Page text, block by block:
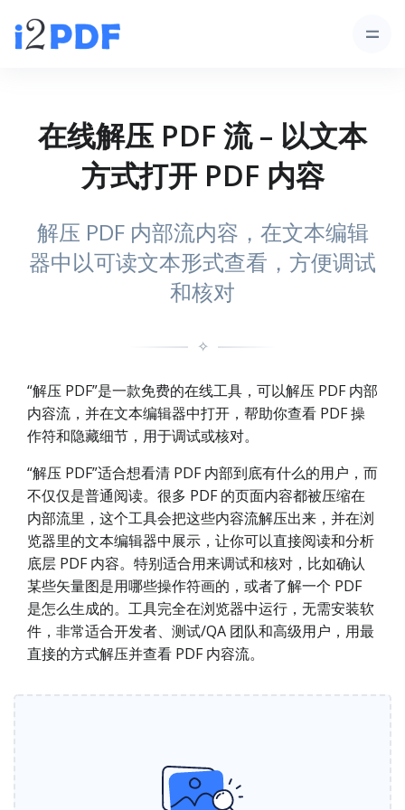
在线解压 PDF 流 – 以文本
方式打开 PDF 内容
解压 PDF 内部流内容，在文本编辑
器中以可读文本形式查看，方便调试
和核对
✧
“解压 PDF”是一款免费的在线工具，可以解压 PDF 内部
内容流，并在文本编辑器中打开，帮助你查看 PDF 操
作符和隐藏细节，用于调试或核对。
“解压 PDF”适合想看清 PDF 内部到底有什么的用户，而
不仅仅是普通阅读。很多 PDF 的页面内容都被压缩在
内部流里，这个工具会把这些内容流解压出来，并在浏
览器里的文本编辑器中展示，让你可以直接阅读和分析
底层 PDF 内容。特别适合用来调试和核对，比如确认
某些矢量图是用哪些操作符画的，或者了解一个 PDF
是怎么生成的。工具完全在浏览器中运行，无需安装软
件，非常适合开发者、测试/QA 团队和高级用户，用最
直接的方式解压并查看 PDF 内容流。